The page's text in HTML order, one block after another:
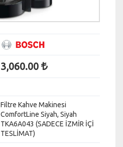
3,060.00
Filtre Kahve Makinesi
ComfortLine Siyah, Siyah
TKA6A043 (SADECE İZMİR İÇİ
TESLİMAT)